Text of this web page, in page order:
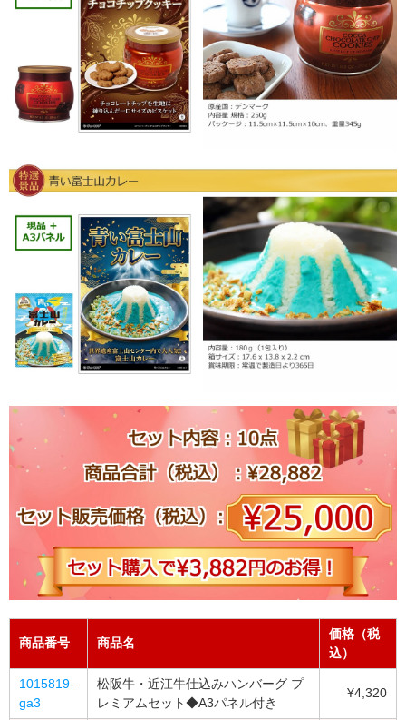
商品番号 商品名
価格（税
込）
1015819-
ga3
松阪牛・近江牛仕込みハンバーグ プ
レミアムセット◆A3パネル付き
¥4,320